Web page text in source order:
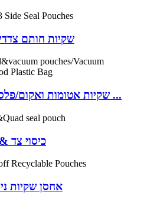
3 שקיות חותם
3 שקיות אטומות ואקום/פלסטיק ואקום ...
כיסוי צד
אחסן שקיות